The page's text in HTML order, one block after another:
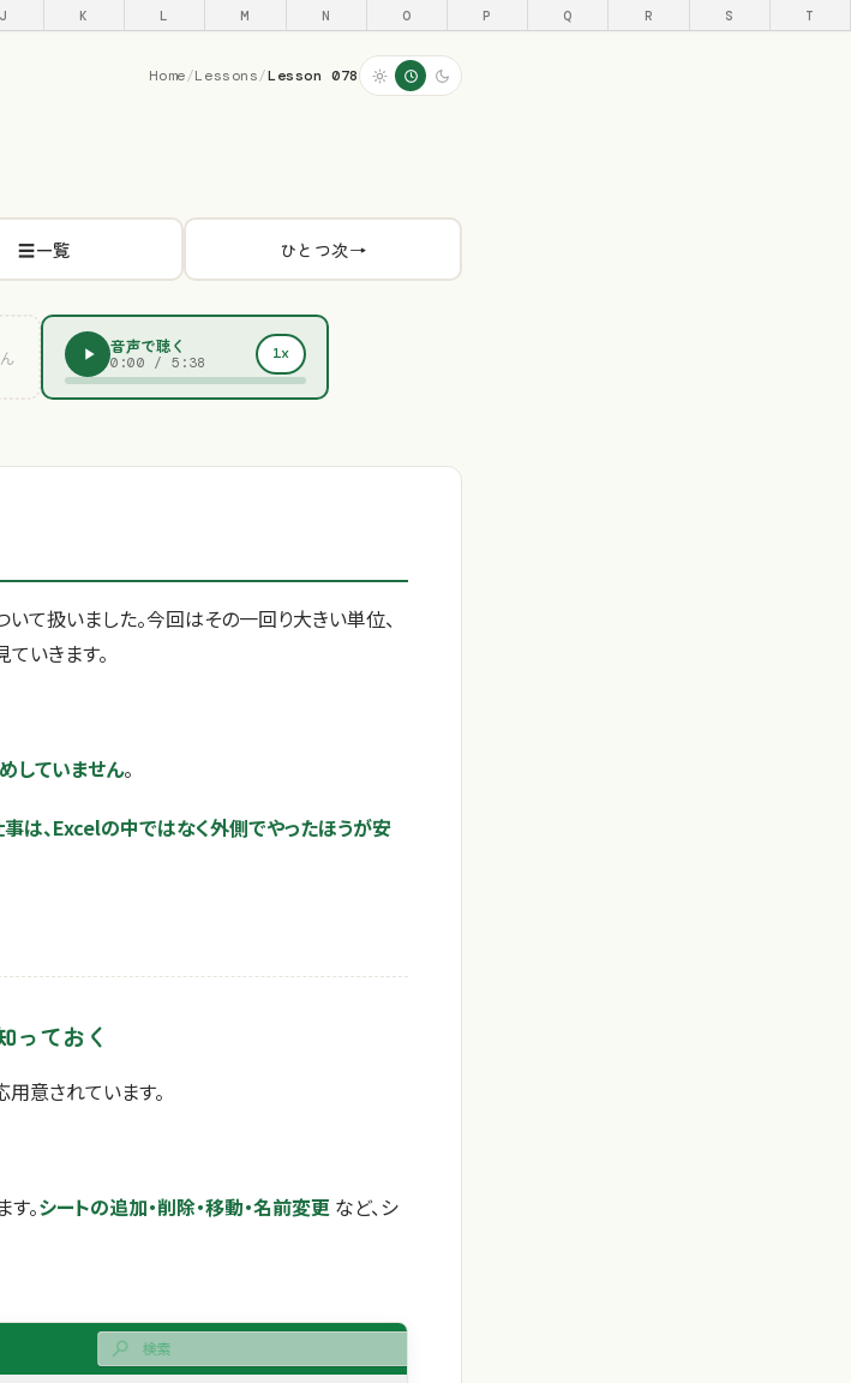
J K L M N O P Q R S T
Home/Lessons/Lesson 078
☰一覧 ひとつ次→
音声で聴く
0:00 / 5:38 1x
いて扱いました。今回はその一回り大きい単位、
いきます。
していません。
は、Excelの中ではなく外側でやったほうが安
っておく
意されています。
。シートの追加・削除・移動・名前変更 など、シ